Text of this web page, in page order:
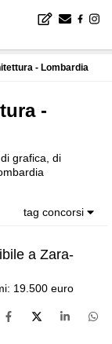
- Lombardia
-
grafica, di
tag concorsi
a Zara-
19.500 euro